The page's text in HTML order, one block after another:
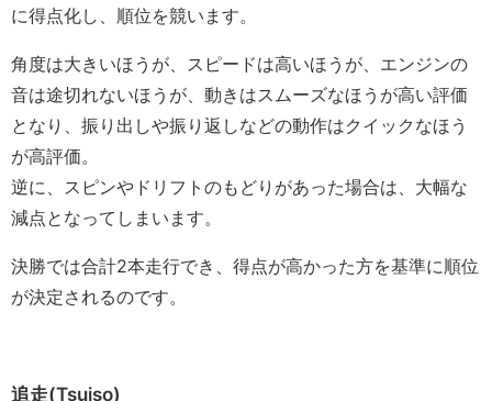
に得点化し、順位を競います。
角度は大きいほうが、スピードは高いほうが、エンジンの
音は途切れないほうが、動きはスムーズなほうが高い評価
となり、振り出しや振り返しなどの動作はクイックなほう
が高評価。
逆に、スピンやドリフトのもどりがあった場合は、大幅な
減点となってしまいます。
決勝では合計2本走行でき、得点が高かった方を基準に順位
が決定されるのです。
追走(Tsuiso)